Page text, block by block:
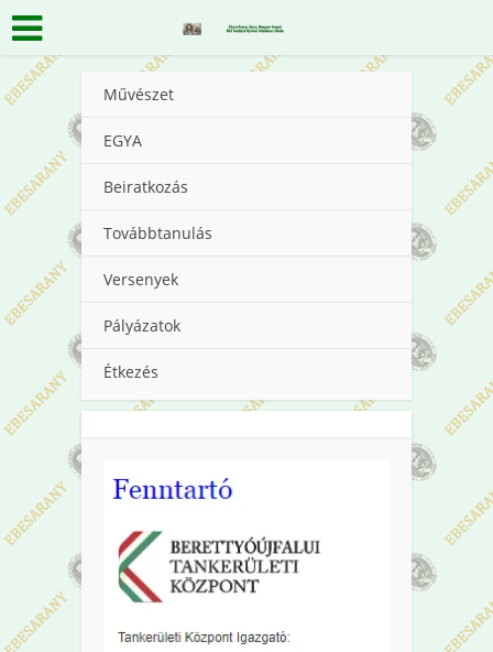
Művészet
EGYA
Beiratkozás
Továbbtanulás
Versenyek
Pályázatok
Étkezés